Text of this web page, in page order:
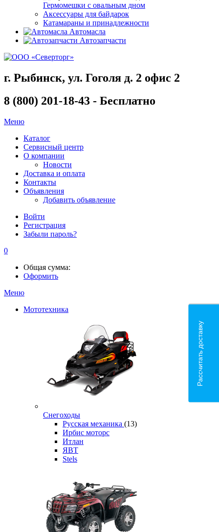
Гермомешки с овальным дном
Аксессуары для байдарок
Катамараны и принадлежности
Автомасла
Автозапчасти
г. Рыбинск, ул. Гоголя д. 2 офис 2
8 (800) 201-18-43 - Бесплатно
Меню
Каталог
Сервисный центр
О компании
Новости
Доставка и оплата
Контакты
Объявления
Добавить объявление
Войти
Регистрация
Забыли пароль?
0
Общая сумма:
Оформить
Меню
Мототехника
Снегоходы
Русская механика (13)
Ирбис моторс
Итлан
ЯВТ
Stels
Рассчитать доставку